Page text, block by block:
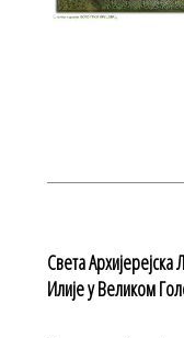
Света Архијерејска
Илије у Великом